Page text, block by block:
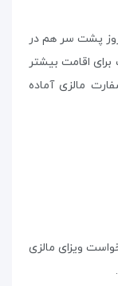
می‌توانید فقط با پاسپورت ایرانی تا 14 روز پشت سر هم در
اقامت بیشتر
مالزی آماده
ویزای مالزی